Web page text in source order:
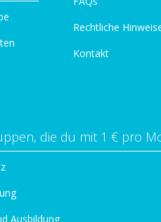
Rechtliche
Kontakt
die du mit 1 € pro
Ausbildung